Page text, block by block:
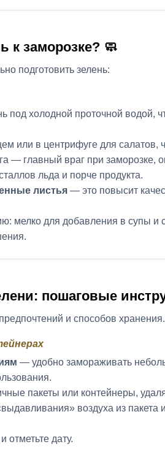
к заморозке? 🧼
подготовить зелень:
под холодной проточной водой,
или в центрифуге для салатов,
— главный враг при заморозке,
льда и порче продукта.
листья— это повысит
мелко для добавления в супы и
пошаговые
и способов хранения.
— удобно замораживать
пакеты или контейнеры,
воздуха из пакета
отметьте дату.